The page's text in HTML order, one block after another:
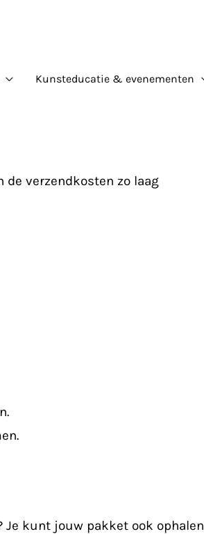
Kunsteducatie & evenementen
de verzendkosten zo laag
kunt jouw pakket ook ophalen